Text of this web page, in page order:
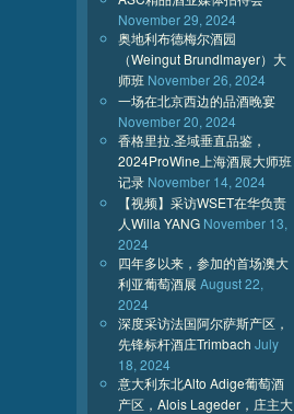
November 29, 2024
奥地利布德梅尔酒园
（Weingut Brundlmayer）大
师班 November 26, 2024
一场在北京西边的品酒晚宴
November 20, 2024
香格里拉.圣域垂直品鉴，
2024ProWine上海酒展大师班
记录 November 14, 2024
【视频】采访WSET在华负责
人Willa YANG November 13,
2024
四年多以来，参加的首场澳大
利亚葡萄酒展 August 22,
2024
深度采访法国阿尔萨斯产区，
先锋标杆酒庄Trimbach July
18, 2024
意大利东北Alto Adige葡萄酒
产区，Alois Lageder，庄主大